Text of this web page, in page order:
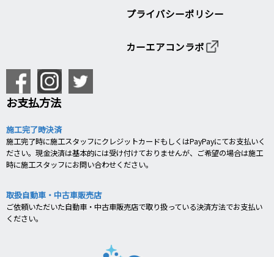
プライバシーポリシー
カーエアコンラボ
お支払方法
施工完了時決済
施工完了時に施工スタッフにクレジットカードもしくはPayPayにてお支払いく
ださい。現金決済は基本的には受け付けておりませんが、ご希望の場合は施工
時に施工スタッフにお問い合わせください。
取扱自動車・中古車販売店
ご依頼いただいた自動車・中古車販売店で取り扱っている決済方法でお支払い
ください。